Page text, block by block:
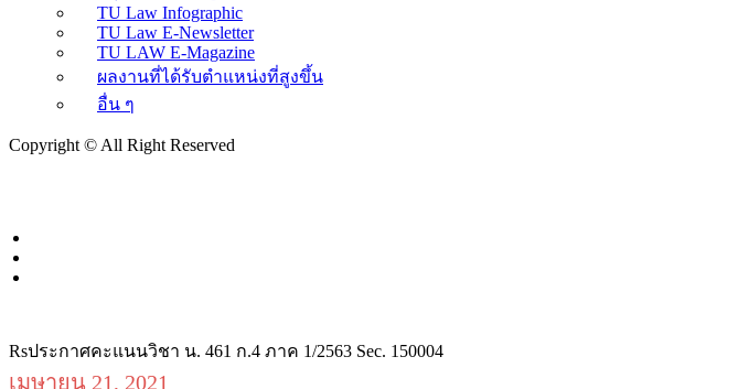
TU Law Infographic
TU Law E-Newsletter
TU LAW E-Magazine
ผลงานที่ได้รับตำแหน่งที่สูงขึ้น
อื่น ๆ
Copyright © All Right Reserved
Rsประกาศคะแนนวิชา น. 461 ก.4 ภาค 1/2563 Sec. 150004
เมษายน 21, 2021